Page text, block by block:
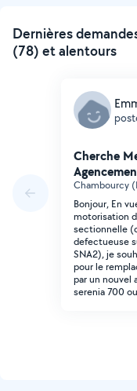
Dernières
(78) et alentours
Cherche
Chambourcy
Bonjour, En
motorisation
sectionnelle
defectueuse
SNA2), je
pour le
par un nouvel
serenia 700